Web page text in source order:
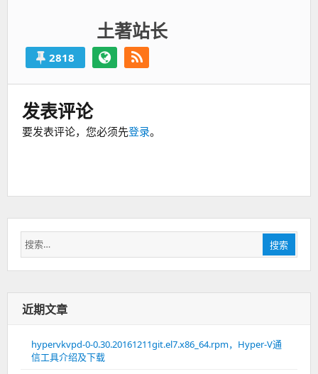
土著站长
2818
发表评论
要发表评论，您必须先登录。
搜
索：
搜索
近期文章
hypervkvpd-0-0.30.20161211git.el7.x86_64.rpm，Hyper-V通
信工具介绍及下载